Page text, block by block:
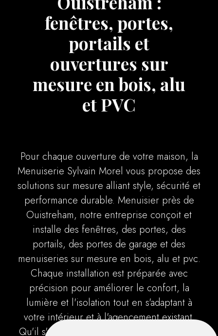
fenêtres, portes,
portails et
ouvertures sur
mesure en bois, alu
et PVC
Pour chaque ouverture de votre maison, la
Menuiserie Sylvain Morel vous propose des
solutions sur mesure alliant style, sécurité et
performance durable. Menuisier près de
Ouistreham, notre entreprise conçoit et
installe des fenêtres, des portes, des
portails, des portes de garage et des
menuiseries sur mesure en bois, alu et pvc.
Chaque installation est préparée avec
précision pour améliorer le confort, la
lumière et l'isolation tout en s'adaptant à
votre intérieur et à l'agencement existant.
Qu'il s'agisse d'un simple remplacement de